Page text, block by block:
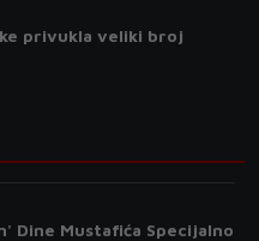
privukla veliki broj
Dine Mustafića Specijalno